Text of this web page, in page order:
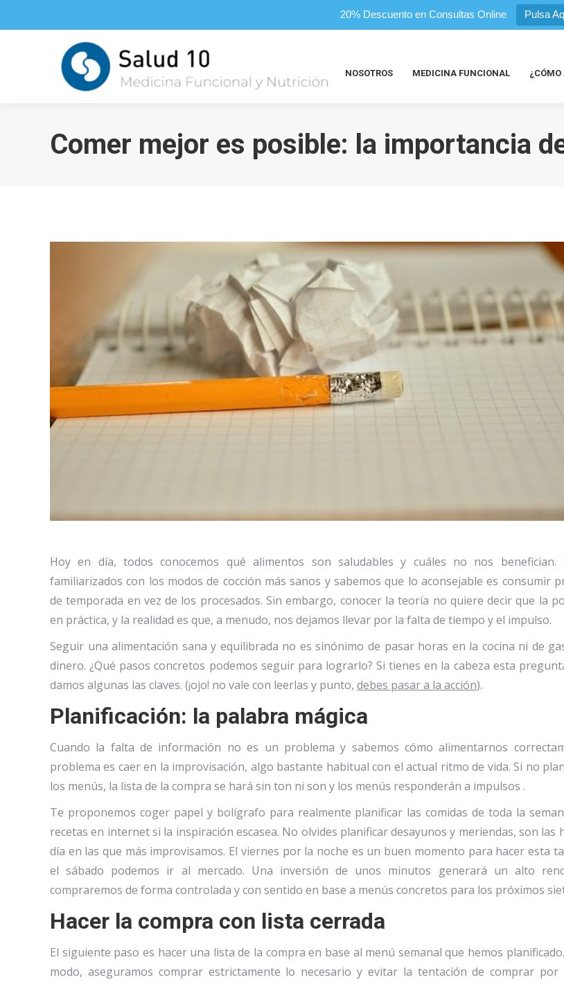
20% Descuento en Consultas Online Pulsa
NOSOTROS MEDICINA FUNCIONAL ¿CÓMO
Comer mejor es posible: la importancia
Hoy en día, todos conocemos qué alimentos son saludables y cuáles no nos benefician.
familiarizados con los modos de cocción más sanos y sabemos que lo aconsejable es consumir
de temporada en vez de los procesados. Sin embargo, conocer la teoría no quiere decir que la
en práctica, y la realidad es que, a menudo, nos dejamos llevar por la falta de tiempo y el impulso.
Seguir una alimentación sana y equilibrada no es sinónimo de pasar horas en la cocina ni de
dinero. ¿Qué pasos concretos podemos seguir para lograrlo? Si tienes en la cabeza esta
damos algunas las claves. (¡ojo! no vale con leerlas y punto, debes pasar a la acción).
Planificación: la palabra mágica
Cuando la falta de información no es un problema y sabemos cómo alimentarnos
problema es caer en la improvisación, algo bastante habitual con el actual ritmo de vida. Si no
los menús, la lista de la compra se hará sin ton ni son y los menús responderán a impulsos .
Te proponemos coger papel y bolígrafo para realmente planificar las comidas de toda la
recetas en internet si la inspiración escasea. No olvides planificar desayunos y meriendas, son las
día en las que más improvisamos. El viernes por la noche es un buen momento para hacer esta
el sábado podemos ir al mercado. Una inversión de unos minutos generará un alto
compraremos de forma controlada y con sentido en base a menús concretos para los próximos
Hacer la compra con lista cerrada
El siguiente paso es hacer una lista de la compra en base al menú semanal que hemos
modo, aseguramos comprar estrictamente lo necesario y evitar la tentación de comprar por